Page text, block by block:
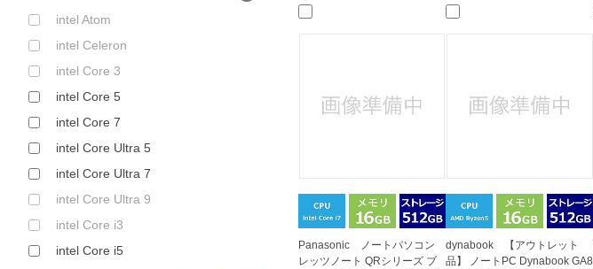
Panasonic ノートパソコン
レッツノート QRシリーズ ブ
dynabook 【アウトレット
品】 ノートPC Dynabook GA8
intel Atom
intel Celeron
intel Core 3
intel Core 5
intel Core 7
intel Core Ultra 5
intel Core Ultra 7
intel Core Ultra 9
intel Core i3
intel Core i5